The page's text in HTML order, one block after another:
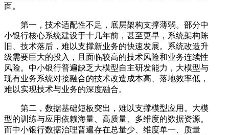
面。
第一，技术适配性不足，底层架构支撑薄弱。部分中
小银行核心系统建设于十几年前，甚至更早，系统架构陈
旧、技术落后，难以支撑新业务的快速发展。系统改造升
级需要巨大的投入，且面临较高的技术风险和业务连续性
风险。中小银行普遍缺乏大模型自主研发能力，大模型与
现有业务系统对接融合的技术改造成本高、落地效率低，
难以实现技术与业务的深度融合。
第二，数据基础短板突出，难以支撑模型应用。大模
型的训练与应用依赖海量、高质量、多维度的数据资源。
而中小银行数据治理普遍存在总量少、维度单一、质量